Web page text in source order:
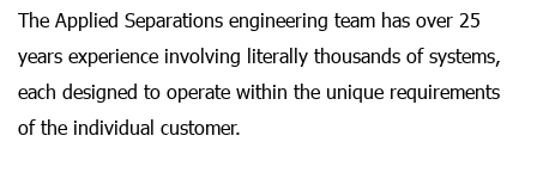
The Applied Separations engineering team has over 25
years experience involving literally thousands of systems,
each designed to operate within the unique requirements
of the individual customer.